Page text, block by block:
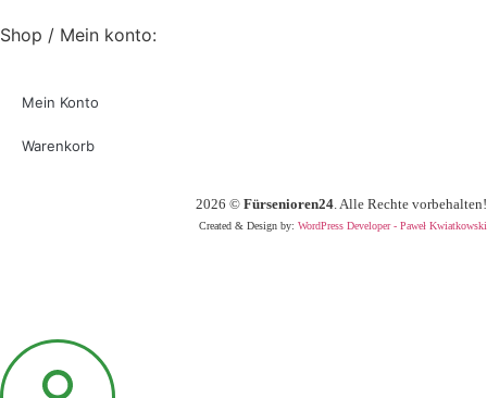
Shop / Mein konto:
Mein Konto
Warenkorb
2026 © Fürsenioren24 . Alle Rechte vorbehalten!
Created & Design by: WordPress Developer - Paweł Kwiatkowski